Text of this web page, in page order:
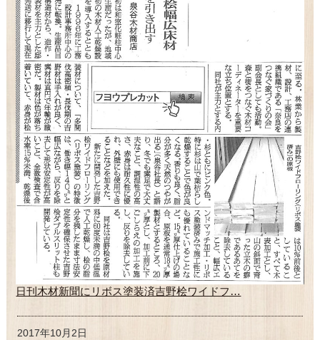
日刊木材新聞にリボス塗装済吉野桧ワイドフ…
2017年10月2日